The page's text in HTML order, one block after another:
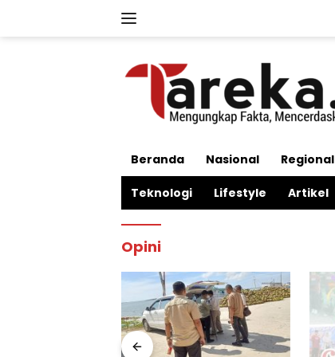
Beranda Nasional Regional
Teknologi Lifestyle Artikel
Opini